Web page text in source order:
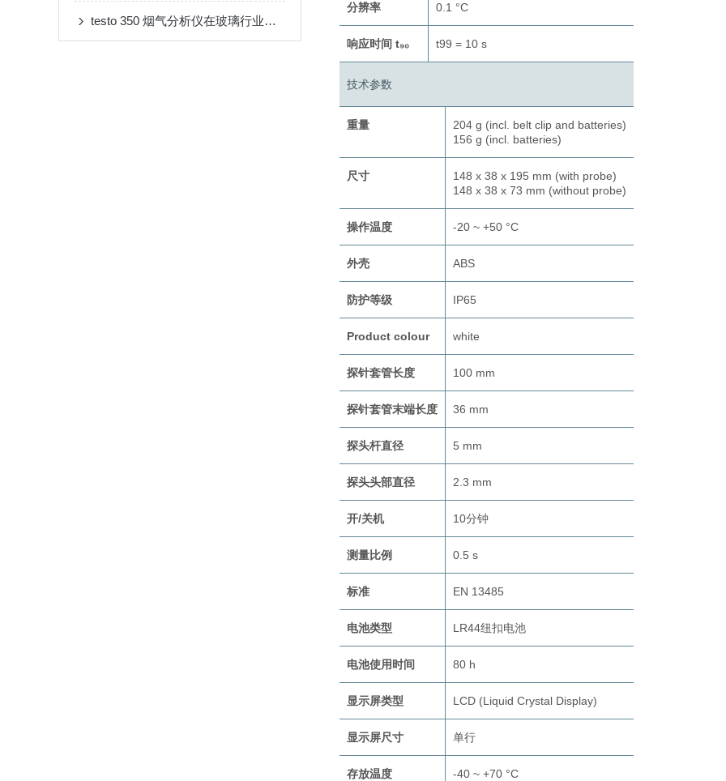
testo 350 烟气分析仪在玻璃行业的主要应用
分辨率 0.1 °C
响应时间 t₉₀ t99 = 10 s
技术参数
重量
204 g (incl. belt clip and batteries)
156 g (incl. batteries)
尺寸
148 x 38 x 195 mm (with probe)
148 x 38 x 73 mm (without probe)
操作温度 -20 ~ +50 °C
外壳 ABS
防护等级 IP65
Product colour white
探针套管长度 100 mm
探针套管末端长度 36 mm
探头杆直径 5 mm
探头头部直径 2.3 mm
开/关机 10分钟
测量比例 0.5 s
标准 EN 13485
电池类型 LR44纽扣电池
电池使用时间 80 h
显示屏类型 LCD (Liquid Crystal Display)
显示屏尺寸 单行
存放温度 -40 ~ +70 °C